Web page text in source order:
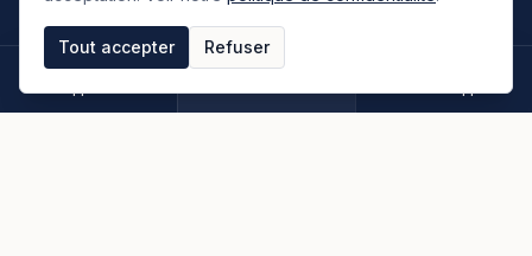
Tout accepter Refuser
Site conçu sur une idée originale de zIA digital.
Mentions légalesCGU & CGVPolitique de confidentialité
Espace clientsPaiement en lignePlan du site
Appeler Rendez-vous WhatsApp